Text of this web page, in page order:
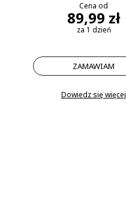
Cena od
89,99 zł
za 1 dzień
ZAMAWIAM
Dowiedz się więcej